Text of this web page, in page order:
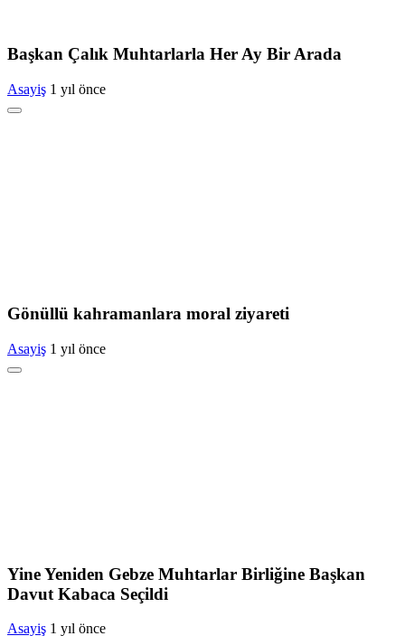
Başkan Çalık Muhtarlarla Her Ay Bir Arada
Asayiş 1 yıl önce
Gönüllü kahramanlara moral ziyareti
Asayiş 1 yıl önce
Yine Yeniden Gebze Muhtarlar Birliğine Başkan
Davut Kabaca Seçildi
Asayiş 1 yıl önce